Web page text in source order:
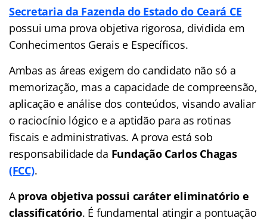
Secretaria da Fazenda do Estado do Ceará CE
possui uma prova objetiva rigorosa, dividida em
Conhecimentos Gerais e Específicos.
Ambas as áreas exigem do candidato não só a
memorização, mas a capacidade de compreensão,
aplicação e análise dos conteúdos, visando avaliar
o raciocínio lógico e a aptidão para as rotinas
fiscais e administrativas. A prova está sob
responsabilidade da Fundação Carlos Chagas
(FCC).
Aprova objetiva possui caráter eliminatório e
classificatório. É fundamental atingir a pontuação